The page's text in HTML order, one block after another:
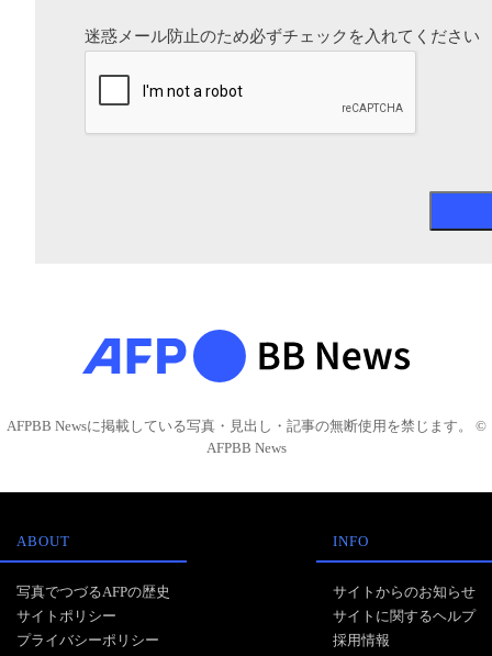
迷惑メール防止のため必ずチェックを入れてください
AFPBB Newsに掲載している写真・見出し・記事の無断使用を禁じます。 ©
AFPBB News
ABOUT
写真でつづるAFPの歴史
サイトポリシー
プライバシーポリシー
INFO
サイトからのお知らせ
サイトに関するヘルプ
採用情報